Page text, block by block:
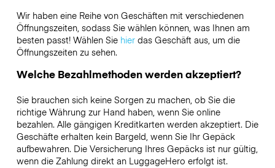
Wir haben eine Reihe von Geschäften mit verschiedenen
Öffnungszeiten, sodass Sie wählen können, was Ihnen am
besten passt! Wählen Sie hierdas Geschäft aus, um die
Öffnungszeiten zu sehen.
Welche Bezahlmethoden werden akzeptiert?
Sie brauchen sich keine Sorgen zu machen, ob Sie die
richtige Währung zur Hand haben, wenn Sie online
bezahlen. Alle gängigen Kreditkarten werden akzeptiert. Die
Geschäfte erhalten kein Bargeld, wenn Sie Ihr Gepäck
aufbewahren. Die Versicherung Ihres Gepäcks ist nur gültig,
wenn die Zahlung direkt an LuggageHero erfolgt ist.